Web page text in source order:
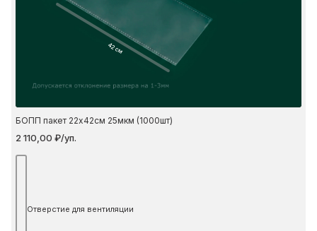
42 см
БОПП пакет 22х42см 25мкм (1000шт)
2 110,00 ₽/уп.
Отверстие для вентиляции